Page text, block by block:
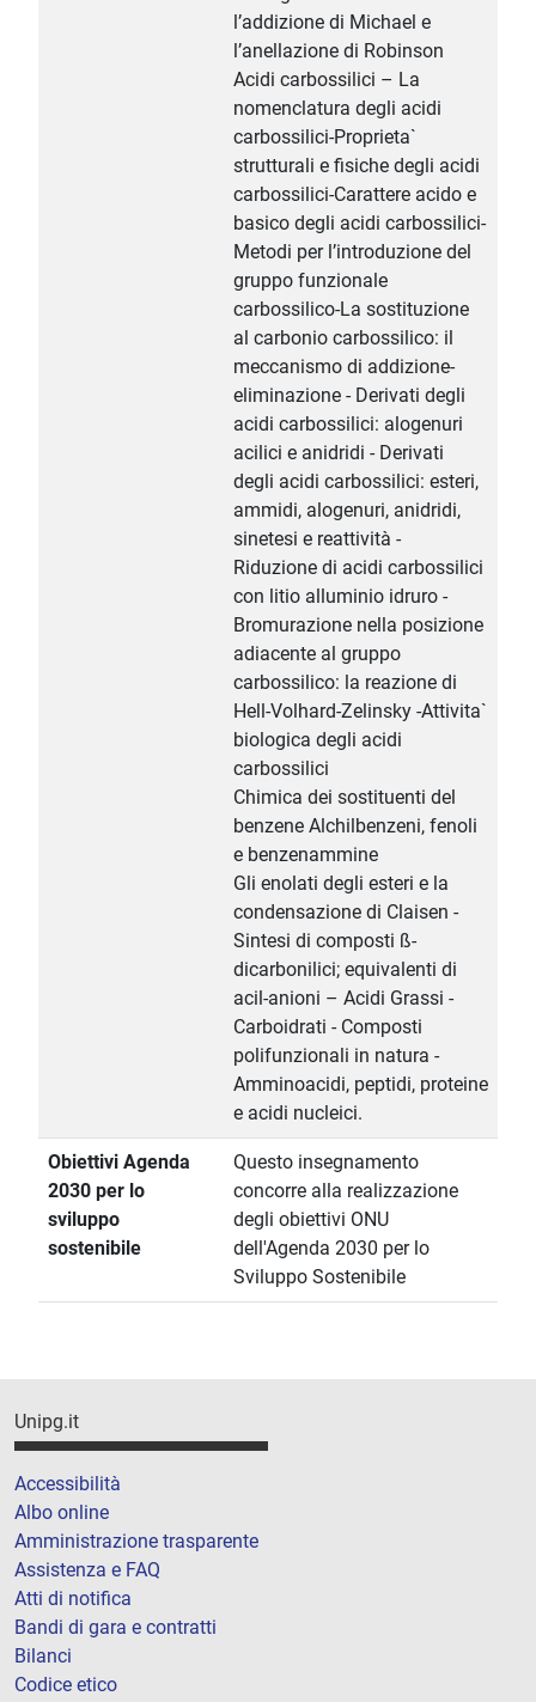
l’addizione di Michael e
l’anellazione di Robinson
Acidi carbossilici – La
nomenclatura degli acidi
carbossilici-Proprieta`
strutturali e fisiche degli acidi
carbossilici-Carattere acido e
basico degli acidi carbossilici-
Metodi per l’introduzione del
gruppo funzionale
carbossilico-La sostituzione
al carbonio carbossilico: il
meccanismo di addizione-
eliminazione - Derivati degli
acidi carbossilici: alogenuri
acilici e anidridi - Derivati
degli acidi carbossilici: esteri,
ammidi, alogenuri, anidridi,
sinetesi e reattività -
Riduzione di acidi carbossilici
con litio alluminio idruro -
Bromurazione nella posizione
adiacente al gruppo
carbossilico: la reazione di
Hell-Volhard-Zelinsky -Attivita`
biologica degli acidi
carbossilici
Chimica dei sostituenti del
benzene Alchilbenzeni, fenoli
e benzenammine
Gli enolati degli esteri e la
condensazione di Claisen -
Sintesi di composti ß-
dicarbonilici; equivalenti di
acil-anioni – Acidi Grassi -
Carboidrati - Composti
polifunzionali in natura -
Amminoacidi, peptidi, proteine
e acidi nucleici.
Obiettivi Agenda
2030 per lo
sviluppo
sostenibile
Questo insegnamento
concorre alla realizzazione
degli obiettivi ONU
dell'Agenda 2030 per lo
Sviluppo Sostenibile
Unipg.it
Accessibilità
Albo online
Amministrazione trasparente
Assistenza e FAQ
Atti di notifica
Bandi di gara e contratti
Bilanci
Codice etico